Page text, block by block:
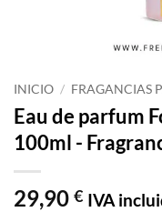
INICIO / FRAGANCIAS
Eau de parfum
100ml -
29,90 € IVA